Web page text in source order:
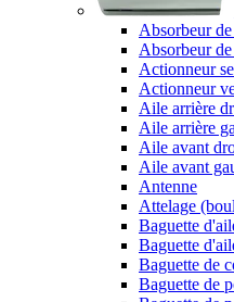
Absorbeur
Absorbeur
Actionneur
Actionneur
Aile arrière
Aile arrière
Aile avant
Aile avant
Antenne
Attelage
Baguette
Baguette
Baguette de
Baguette de